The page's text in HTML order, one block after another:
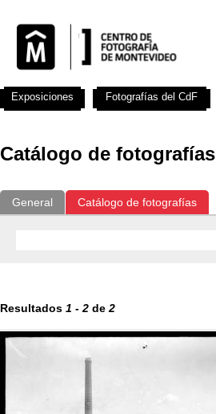
Catálogo de fotografías
General Catálogo de fotografías
Resultados 1 - 2 de 2
Exposiciones Fotografías del CdF